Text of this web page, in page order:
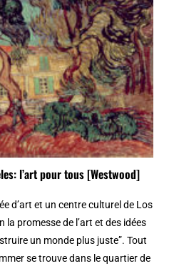
l’art pour tous [Westwood]
d’art et un centre culturel de Los
la promesse de l’art et des idées
un monde plus juste”. Tout
se trouve dans le quartier de